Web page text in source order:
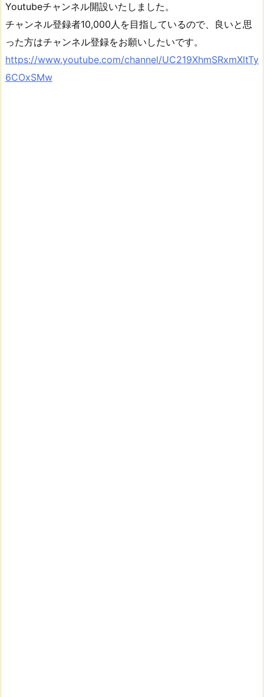
Youtubeチャンネル開設いたしました。
チャンネル登録者10,000人を目指しているので、良いと思
った方はチャンネル登録をお願いしたいです。
https://www.youtube.com/channel/UC219XhmSRxmXltTy
6COxSMw